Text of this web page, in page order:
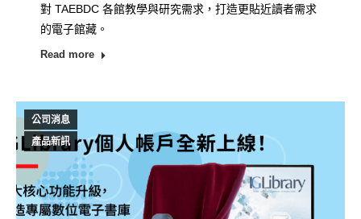
對 TAEBDC 各館教學與研究需求，打造更貼近讀者需求
的電子館藏。
Read more
公司消息
產品新訊